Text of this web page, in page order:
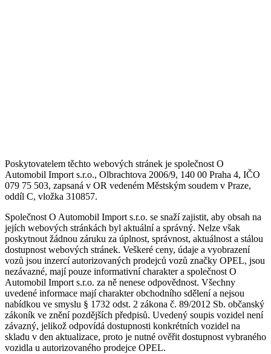
Poskytovatelem těchto webových stránek je společnost O
Automobil Import s.r.o., Olbrachtova 2006/9, 140 00 Praha 4, IČO
079 75 503, zapsaná v OR vedeném Městským soudem v Praze,
oddíl C, vložka 310857.
Společnost O Automobil Import s.r.o. se snaží zajistit, aby obsah na
jejích webových stránkách byl aktuální a správný. Nelze však
poskytnout žádnou záruku za úplnost, správnost, aktuálnost a stálou
dostupnost webových stránek. Veškeré ceny, údaje a vyobrazení
vozů jsou inzercí autorizovaných prodejců vozů značky OPEL, jsou
nezávazné, mají pouze informativní charakter a společnost O
Automobil Import s.r.o. za ně nenese odpovědnost. Všechny
uvedené informace mají charakter obchodního sdělení a nejsou
nabídkou ve smyslu § 1732 odst. 2 zákona č. 89/2012 Sb. občanský
zákoník ve znění pozdějších předpisů. Uvedený soupis vozidel není
závazný, jelikož odpovídá dostupnosti konkrétních vozidel na
skladu v den aktualizace, proto je nutné ověřit dostupnost vybraného
vozidla u autorizovaného prodejce OPEL.